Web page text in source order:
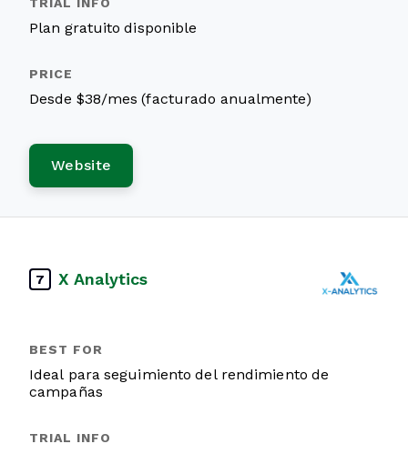
Plan gratuito disponible
Desde $38/mes (facturado anualmente)
Website
7 X Analytics
Ideal para seguimiento del rendimiento de
campañas